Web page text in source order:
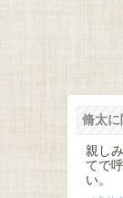
脩太に
親し
てで
い。